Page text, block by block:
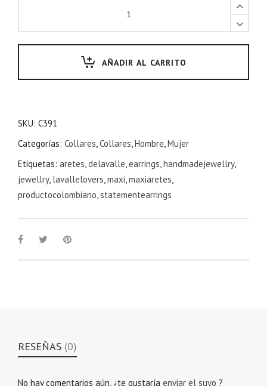
AÑADIR AL CARRITO
SKU: C391
Categorías: Collares,Collares,Hombre,Mujer
Etiquetas: aretes,delavalle,earrings,handmadejewellry,
jewellry, lavallelovers,maxi,maxiaretes,
productocolombiano,statementearrings
RESEÑAS (0)
No hay comentarios aún, ¿te gustaría enviar el suyo ?